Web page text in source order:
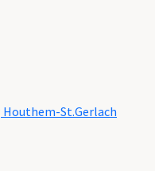
St.Gerlach